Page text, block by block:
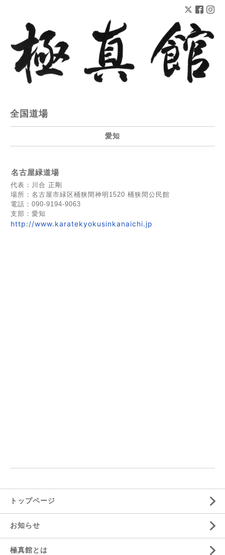
全国道場
愛知
名古屋緑道場
代表：川合 正剛
場所：名古屋市緑区桶狭間神明1520 桶狭間公民館
電話：090-9194-9063
支部：愛知
http://www.karatekyokusinkanaichi.jp
トップページ
お知らせ
極真館とは